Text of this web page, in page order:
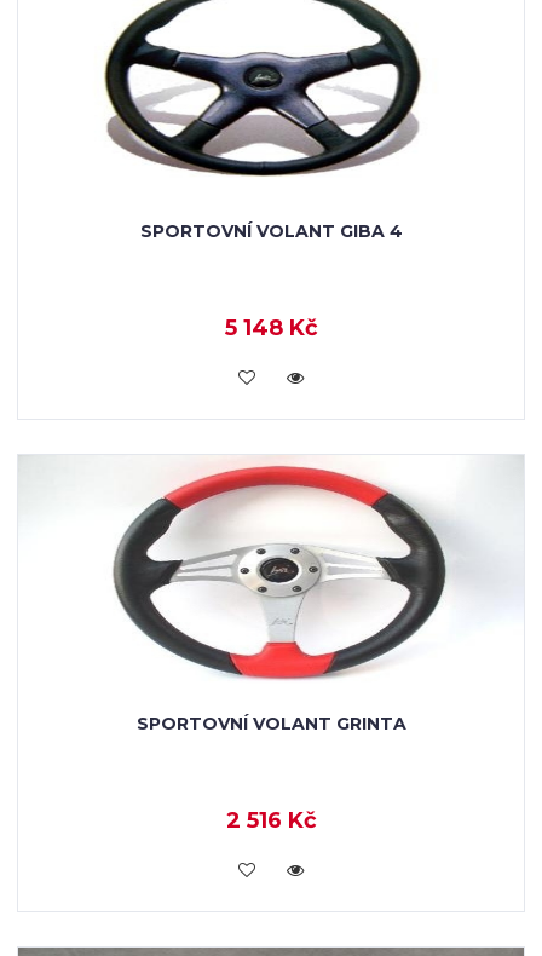
SPORTOVNÍ VOLANT GIBA 4
5 148 Kč
KOUPIT
SPORTOVNÍ VOLANT GRINTA
2 516 Kč
KOUPIT